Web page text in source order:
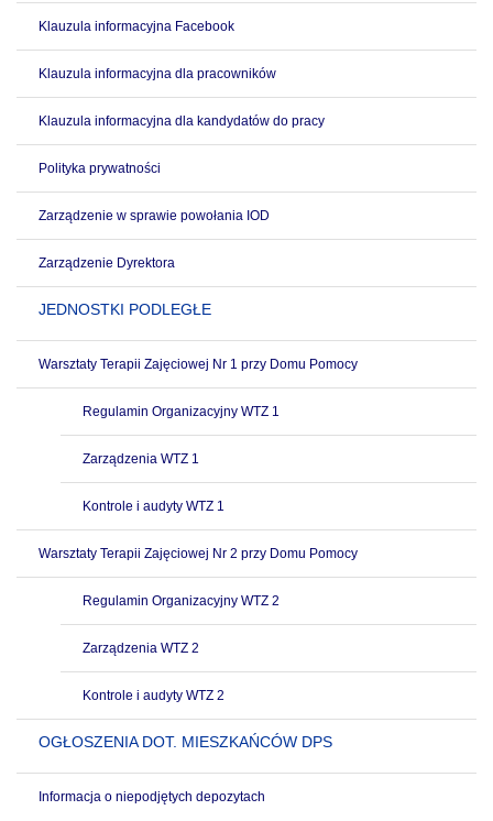
Klauzula informacyjna Facebook
Klauzula informacyjna dla pracowników
Klauzula informacyjna dla kandydatów do pracy
Polityka prywatności
Zarządzenie w sprawie powołania IOD
Zarządzenie Dyrektora
JEDNOSTKI PODLEGŁE
Warsztaty Terapii Zajęciowej Nr 1 przy Domu Pomocy
Regulamin Organizacyjny WTZ 1
Zarządzenia WTZ 1
Kontrole i audyty WTZ 1
Warsztaty Terapii Zajęciowej Nr 2 przy Domu Pomocy
Regulamin Organizacyjny WTZ 2
Zarządzenia WTZ 2
Kontrole i audyty WTZ 2
OGŁOSZENIA DOT. MIESZKAŃCÓW DPS
Informacja o niepodjętych depozytach